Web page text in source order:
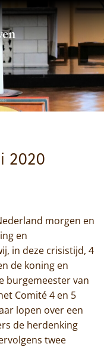
2020
morgen en
en
in deze crisistijd, 4
de koning en
burgemeester van
Comité 4 en 5
lopen over een
de herdenking
twee